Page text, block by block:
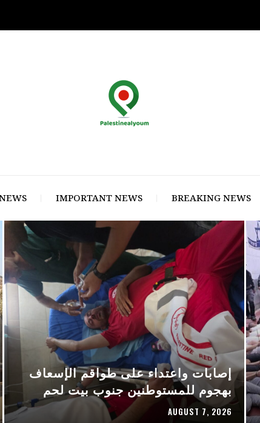
IMPORTANT NEWS BREAKING NEWS
إصابات واعتداء على طواقم الإسعاف
بهجوم للمستوطنين جنوب بيت لحم
AUGUST 7, 2026